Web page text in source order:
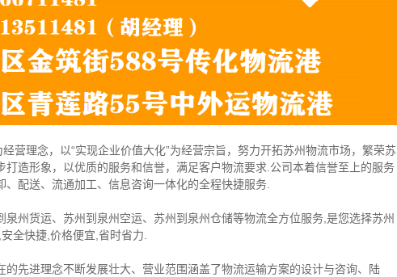
营理念，以“实现企业价值大化”为经营宗旨，努力开拓苏州物流市场，繁荣苏
造形象，以优质的服务和信誉，满足客户物流要求.公司本着信誉至上的服务
配送、流通加工、信息咨询一体化的全程快捷服务.
州货运、苏州到泉州空运、苏州到泉州仓储等物流全方位服务,是您选择苏州
全快捷,价格便宜,省时省力.
先进理念不断发展壮大、营业范围涵盖了物流运输方案的设计与咨询、陆